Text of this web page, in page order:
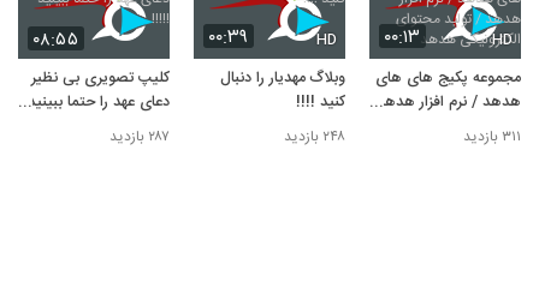
۰۰:۱۳ HD
مجموعه پکیج های های
هدهد / نرم افزار هدهد
/ تولید محتوای
الکترونیکی هدهد
۳۱۱ بازدید
۰۰:۳۹ HD
وبلاگ مهدیار را دنبال
کنید !!!!
۲۴۸ بازدید
۰۸:۵۵
کلیپ تصویری بی نظیر
دعای عهد را حتما ببینید
!!!!!
۲۸۷ بازدید